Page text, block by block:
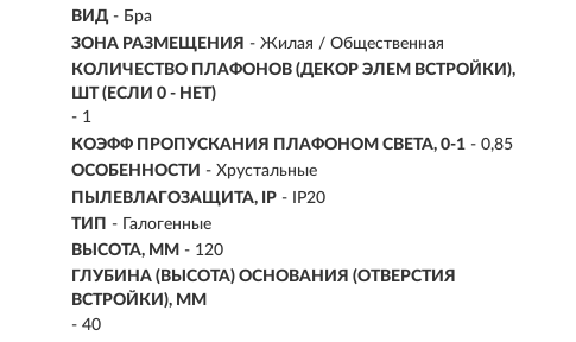
ВИД - Бра
ЗОНА РАЗМЕЩЕНИЯ - Жилая / Общественная
КОЛИЧЕСТВО ПЛАФОНОВ (ДЕКОР ЭЛЕМ ВСТРОЙКИ),
ШТ (ЕСЛИ 0 - НЕТ)
- 1
КОЭФФ ПРОПУСКАНИЯ ПЛАФОНОМ СВЕТА, 0-1 - 0,85
ОСОБЕННОСТИ - Хрустальные
ПЫЛЕВЛАГОЗАЩИТА, IP - IP20
ТИП -
Галогенные
ВЫСОТА, ММ - 120
ГЛУБИНА (ВЫСОТА) ОСНОВАНИЯ (ОТВЕРСТИЯ
ВСТРОЙКИ), ММ
- 40